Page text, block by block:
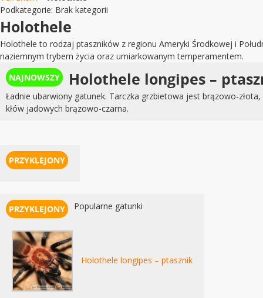
Podkategorie: Brak kategorii
Holothele
Holothele to rodzaj ptaszników z regionu Ameryki Środkowej i
naziemnym trybem życia oraz umiarkowanym temperamentem.
Holothele longipes –
Ładnie ubarwiony gatunek. Tarczka grzbietowa jest brązowo-
kłów jadowych brązowo-czarna.
Popularne gatunki
Holothele longipes – ptasznik